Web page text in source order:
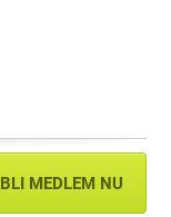
BLI MEDLEM NU